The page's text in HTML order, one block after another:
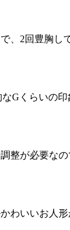
、2回豊胸し
Gくらいの
整が必要な
いいお人形